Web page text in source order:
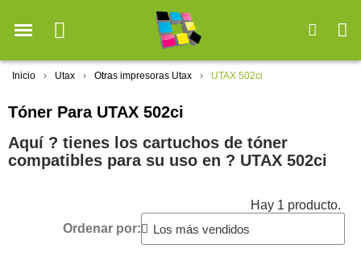
Inicio Utax Otras impresoras Utax UTAX 502ci
Tóner Para UTAX 502ci
Aquí ? tienes los cartuchos de tóner
compatibles para su uso en ?️ UTAX 502ci
Hay 1 producto.
Ordenar por: